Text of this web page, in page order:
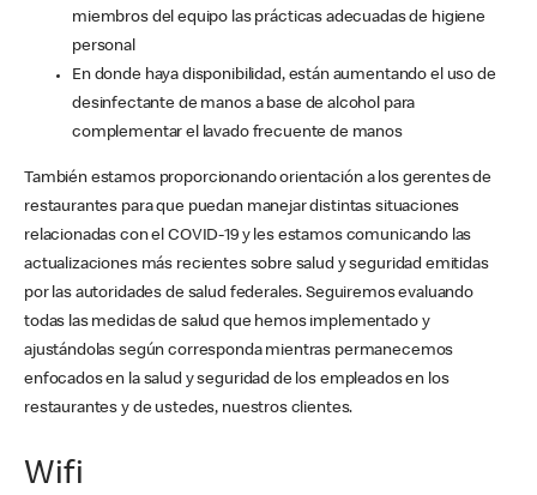
miembros del equipo las prácticas adecuadas de higiene
personal
En donde haya disponibilidad, están aumentando el uso de
desinfectante de manos a base de alcohol para
complementar el lavado frecuente de manos
También estamos proporcionando orientación a los gerentes de
restaurantes para que puedan manejar distintas situaciones
relacionadas con el COVID-19 y les estamos comunicando las
actualizaciones más recientes sobre salud y seguridad emitidas
por las autoridades de salud federales. Seguiremos evaluando
todas las medidas de salud que hemos implementado y
ajustándolas según corresponda mientras permanecemos
enfocados en la salud y seguridad de los empleados en los
restaurantes y de ustedes, nuestros clientes.
Wifi